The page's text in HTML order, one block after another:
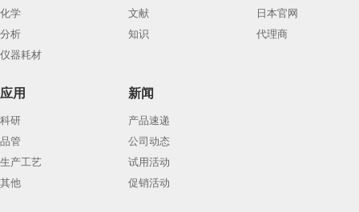
化学
分析
仪器耗材
文献
知识
日本官网
代理商
应用
科研
品管
生产工艺
其他
新闻
产品速递
公司动态
试用活动
促销活动